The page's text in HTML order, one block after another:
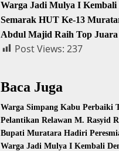
Warga Jadi Mulya I
Semarak HUT Ke-13
Abdul Majid Raih Top
Post Views: 237
Baca Juga
Warga Simpang Kabu Perbaiki
Pelantikan Relawan M. Rasyid
Bupati Muratara Hadiri
Warga Jadi Mulya I Kembali